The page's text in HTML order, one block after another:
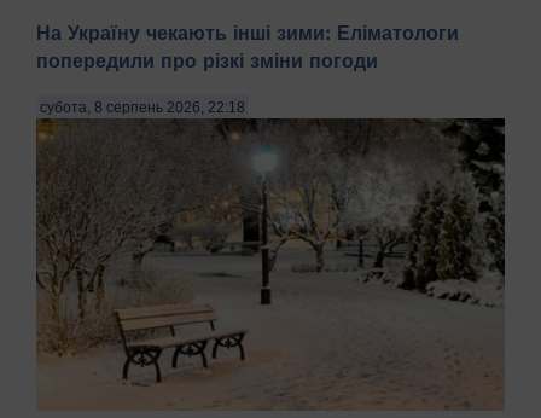
На Україну чекають інші зими: Еліматологи
попередили про різкі зміни погоди
субота, 8 серпень 2026, 22:18